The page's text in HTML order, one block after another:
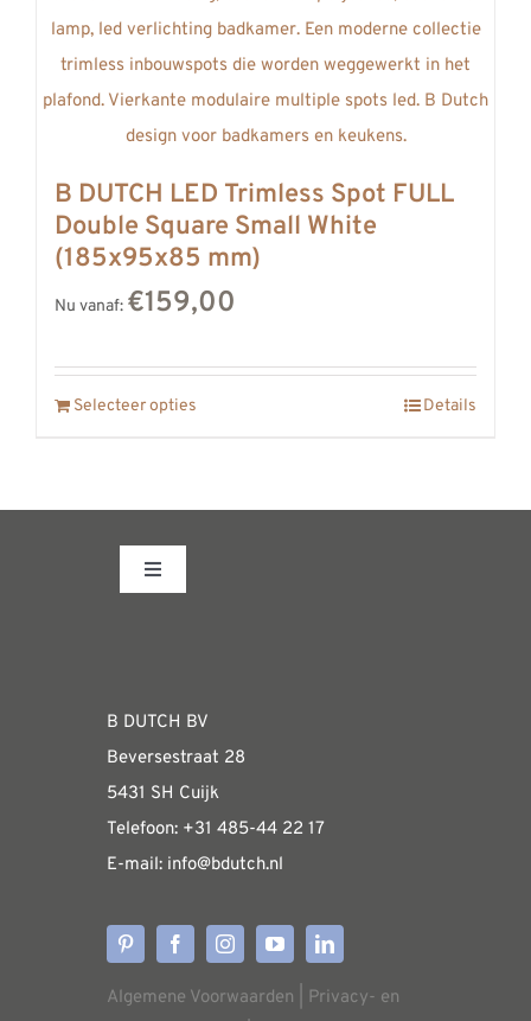
B DUTCH LED Trimless Spot FULL
Double Square Small White
(185x95x85 mm)
Nu vanaf: €159,00
Selecteer opties Details
Toggle
WEBSHOP
Algemene informatie &
Verzendkosten
Levertijden
B DUTCH BV
Beversestraat 28
5431 SH Cuijk
Telefoon: +31 485-44 22 17
E-mail: info@bdutch.nl
Algemene Voorwaarden Privacy- en